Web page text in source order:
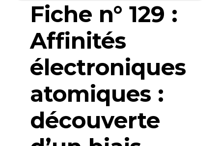
Fiche n° 129 :
Affinités
électroniques
atomiques :
découverte